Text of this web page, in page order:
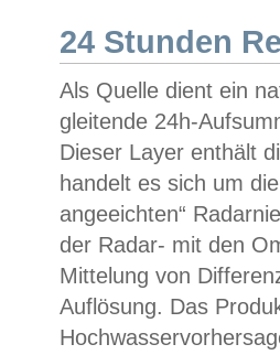
24 Stunden
Als Quelle dient ein
gleitende 24h-
Dieser Layer enthält
handelt es sich um
angeeichten“
der Radar- mit den
Mittelung von
Auflösung. Das